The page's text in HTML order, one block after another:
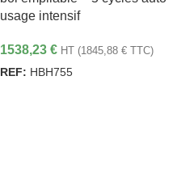
usage intensif
1538,23 € HT (1845,88 € TTC)
REF: HBH755